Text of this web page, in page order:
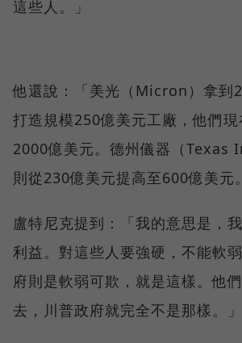
這些人。」
他還說：「美光（Micron）拿到
打造規模250億美元工廠，他們
2000億美元。德州儀器（Texas
則從230億美元提高至600億美元
盧特尼克提到：「我的意思是，
利益。對這些人要強硬，不能軟
府則是軟弱可欺，就是這樣。他
去，川普政府就完全不是那樣。」